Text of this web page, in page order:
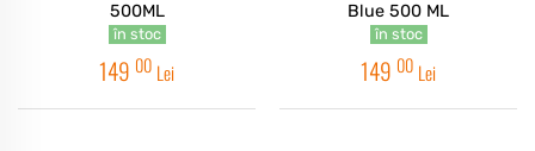
500ML
în stoc
149 00 Lei
Blue 500 ML
în stoc
149 00 Lei